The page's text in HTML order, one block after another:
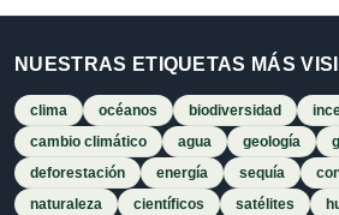
NUESTRAS ETIQUETAS MÁS
clima océanos biodiversidad
cambio climático
agua geología
deforestación
energía sequía
naturaleza
científicos satélites